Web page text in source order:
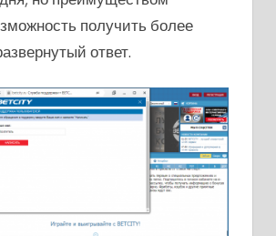
получить более
ответ.